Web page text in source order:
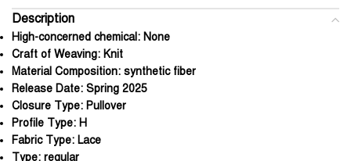
Description
High-concerned chemical: None
Craft of Weaving: Knit
Material Composition: synthetic fiber
Release Date: Spring 2025
Closure Type: Pullover
Profile Type: H
Fabric Type: Lace
Type: regular